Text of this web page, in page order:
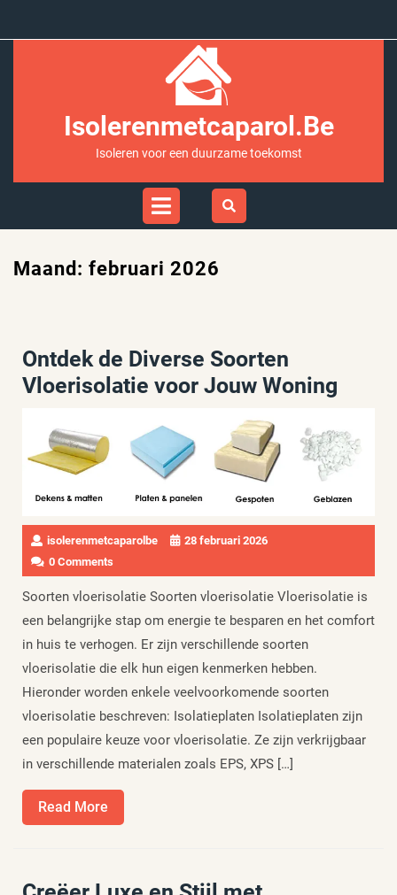
Isolerenmetcaparol.be
Isoleren voor een duurzame toekomst
Open
Maand: februari 2026
Ontdek de Diverse Soorten
Vloerisolatie voor Jouw Woning
isolerenmetcaparolbe
28 februari 2026
0 Comments
Soorten vloerisolatie Soorten vloerisolatie Vloerisolatie is
een belangrijke stap om energie te besparen en het comfort
in huis te verhogen. Er zijn verschillende soorten
vloerisolatie die elk hun eigen kenmerken hebben.
Hieronder worden enkele veelvoorkomende soorten
vloerisolatie beschreven: Isolatieplaten Isolatieplaten zijn
een populaire keuze voor vloerisolatie. Ze zijn verkrijgbaar
in verschillende materialen zoals EPS, XPS […]
Read More
More